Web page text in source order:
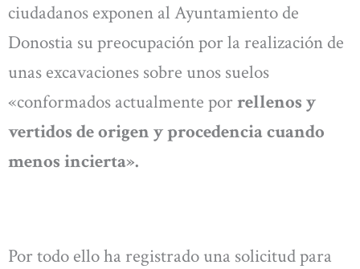
ciudadanos exponen al Ayuntamiento de
Donostia su preocupación por la realización de
unas excavaciones sobre unos suelos
«conformados actualmente porrellenos y
vertidos de origen y procedencia cuando
menos incierta».
Por todo ello ha registrado una solicitud para